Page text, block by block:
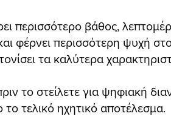
περισσότερο βάθος,
φέρνει περισσότερη ψυχή
τα καλύτερα
το στείλετε για ψηφιακή
τελικό ηχητικό αποτέλεσμα.